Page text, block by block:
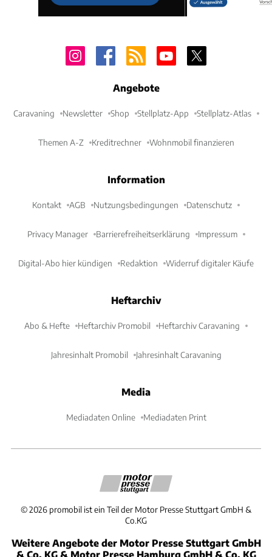
Angebote
Caravaning Newsletter Shop Stellplatz-App Stellplatz-Atlas
Themen A-Z Kreditrechner Wohnmobil finanzieren
Information
Kontakt AGB Nutzungsbedingungen Datenschutz
Privacy Manager Barrierefreiheitserklärung Impressum
Digital-Abo hier kündigen Redaktion Widerruf digitaler Käufe
Heftarchiv
Abo & Hefte Heftarchiv Promobil Heftarchiv Caravaning
Jahresinhalt Promobil Jahresinhalt Caravaning
Media
Mediadaten Online Mediadaten Print
©2026 promobil ist ein Teil der Motor Presse Stuttgart GmbH &
Co.KG
Weitere Angebote der Motor Presse Stuttgart GmbH
& Co. KG & Motor Presse Hamburg GmbH & Co. KG